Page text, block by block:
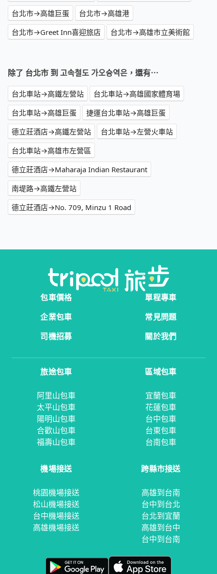
台北市→高雄巨蛋
台北市→高雄港
台北市→Greet Inn喜迎旅店
台北市→高雄市立美術館
除了 台北市 到 고속철도 가오슝역은，還有⋯
台北車站→高鐵左營站
台北車站→高雄國家體育場
台北車站→高雄巨蛋
捷運台北車站→高雄巨蛋
德立莊酒店→高鐵左營站
台北車站→左營火車站
台北車站→高雄市左營區
德立莊酒店→Maharaja Indian Restaurant
南堤路→高鐵左營站
德立莊酒店→No. 709, Minzu 1 Road
包車價格
單程專車
企業包車
常見問題
司機招募
關於我們
旅途包車
阿里山包車
太平山包車
陽明山包車
合歡山包車
福壽山包車
區域包車
宜蘭包車
花蓮包車
台中包車
台東包車
台南包車
機場接送
桃園機場接送
松山機場接送
台中機場接送
高雄機場接送
跨縣市接送
高雄到台南
台中到台北
台北到宜蘭
高雄到台中
台中到台南